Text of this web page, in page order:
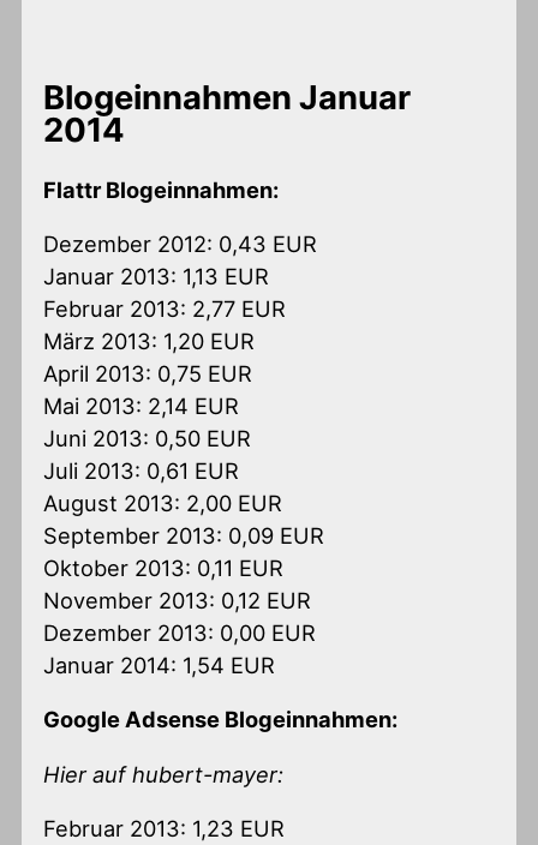
Blogeinnahmen Januar
2014
Flattr Blogeinnahmen:
Dezember 2012: 0,43 EUR
Januar 2013: 1,13 EUR
Februar 2013: 2,77 EUR
März 2013: 1,20 EUR
April 2013: 0,75 EUR
Mai 2013: 2,14 EUR
Juni 2013: 0,50 EUR
Juli 2013: 0,61 EUR
August 2013: 2,00 EUR
September 2013: 0,09 EUR
Oktober 2013: 0,11 EUR
November 2013: 0,12 EUR
Dezember 2013: 0,00 EUR
Januar 2014: 1,54 EUR
Google Adsense Blogeinnahmen:
Hier auf hubert-mayer:
Februar 2013: 1,23 EUR